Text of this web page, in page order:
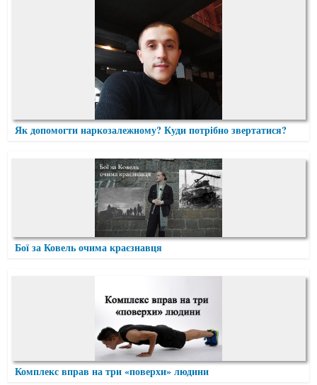
Як допомогти наркозалежному? Куди потрібно звертатися?
Бої за Ковель очима краєзнавця
Комплекс вправ на три «поверхи» людини